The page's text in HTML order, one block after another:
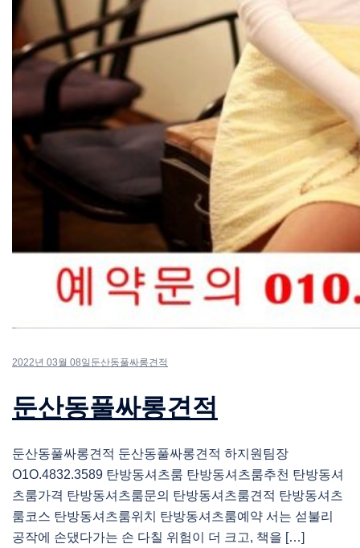
2022년 03월 08일 둔산동풀싸롱견적
둔산동풀싸롱견적
둔산동풀싸롱견적 둔산동풀싸롱견적 하지원팀장
O1O.4832.3589 탄방동셔츠룸 탄방동셔츠룸추천 탄방동셔
츠룸가격 탄방동셔츠룸문의 탄방동셔츠룸견적 탄방동셔츠
룸코스 탄방동셔츠룸위치 탄방동셔츠룸예약 서는 섣불리
공작에 손댔다가는 손 다칠 위험이 더 크고, 책을 […]